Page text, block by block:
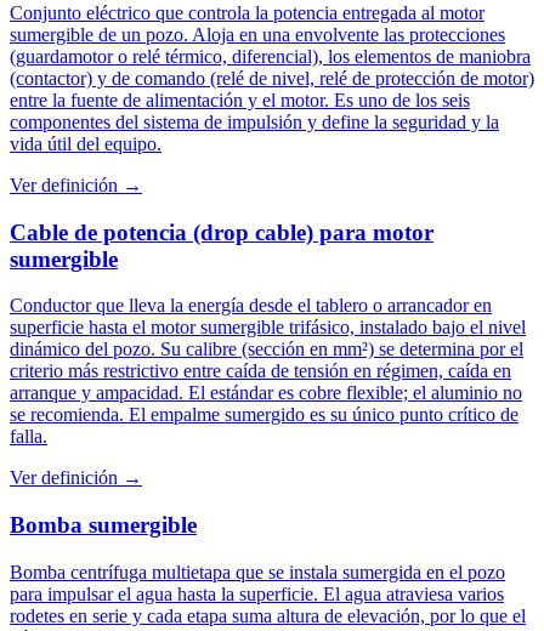
Conjunto eléctrico que controla la potencia entregada al motor
sumergible de un pozo. Aloja en una envolvente las protecciones
(guardamotor o relé térmico, diferencial), los elementos de maniobra
(contactor) y de comando (relé de nivel, relé de protección de motor)
entre la fuente de alimentación y el motor. Es uno de los seis
componentes del sistema de impulsión y define la seguridad y la
vida útil del equipo.
Ver definición →
Cable de potencia (drop cable) para motor
sumergible
Conductor que lleva la energía desde el tablero o arrancador en
superficie hasta el motor sumergible trifásico, instalado bajo el nivel
dinámico del pozo. Su calibre (sección en mm²) se determina por el
criterio más restrictivo entre caída de tensión en régimen, caída en
arranque y ampacidad. El estándar es cobre flexible; el aluminio no
se recomienda. El empalme sumergido es su único punto crítico de
falla.
Ver definición →
Bomba sumergible
Bomba centrífuga multietapa que se instala sumergida en el pozo
para impulsar el agua hasta la superficie. El agua atraviesa varios
rodetes en serie y cada etapa suma altura de elevación, por lo que el